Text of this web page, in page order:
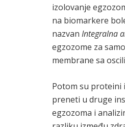
izolovanje
na biomarkere
nazvan Integralna
egzozome za
membrane sa
Potom su proteini
preneti u druge
egzozoma i